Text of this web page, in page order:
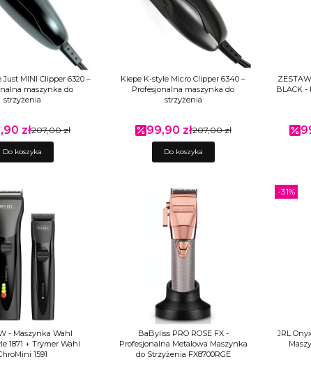
Just MINI Clipper 6320 –
maszynka do
strzyżenia
promocyjna
zł207,00 zł
Do koszyka
Kiepe K-style Micro Clipper 6340 –
Profesjonalna maszynka do
strzyżenia
Cena promocyjna
99,90 zł207,00 zł
Do koszyka
BLACK -
- Maszynka Wahl
1871 + Trymer Wahl
1591
BaByliss PRO ROSE FX -
Profesjonalna Metalowa Maszynka
do Strzyżenia FX8700RGE
JRL
-31%